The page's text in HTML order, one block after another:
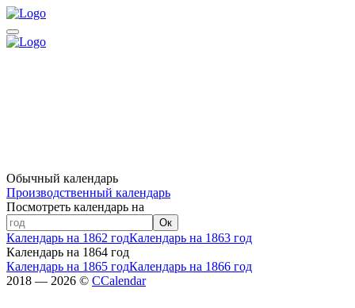
Обычный календарь
Производственный календарь
Посмотреть календарь на
Ок
Календарь на 1862 годКалендарь на 1863 год
Календарь на 1864 год
Календарь на 1865 годКалендарь на 1866 год
2018 — 2026 © CCalendar